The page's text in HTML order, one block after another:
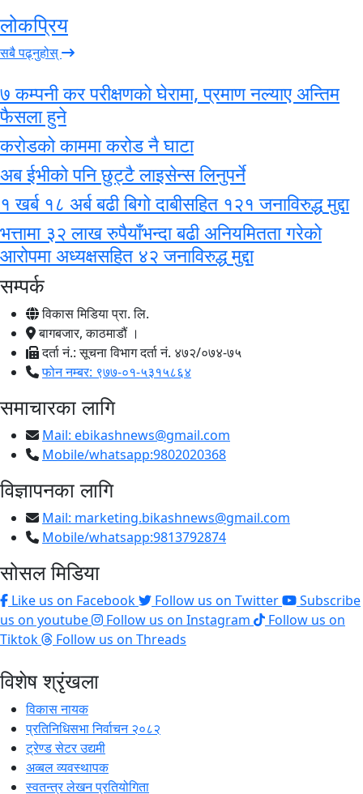
लोकप्रिय
सबै पढ्नुहोस्
७ कम्पनी कर परीक्षणको घेरामा, प्रमाण नल्याए अन्तिम
फैसला हुने
करोडको काममा करोड नै घाटा
अब ईभीको पनि छुट्टै लाइसेन्स लिनुपर्ने
१ खर्ब १८ अर्ब बढी बिगो दाबीसहित १२१ जनाविरुद्ध मुद्दा
भत्तामा ३२ लाख रुपैयाँभन्दा बढी अनियमितता गरेको
आरोपमा अध्यक्षसहित ४२ जनाविरुद्ध मुद्दा
सम्पर्क
विकास मिडिया प्रा. लि.
बागबजार, काठमाडौं ।
दर्ता नं.: सूचना विभाग दर्ता नं. ४७२/०७४-७५
फोन नम्बर: ९७७-०१-५३१५८६४
समाचारका लागि
Mail: ebikashnews@gmail.com
Mobile/whatsapp:9802020368
विज्ञापनका लागि
Mail: marketing.bikashnews@gmail.com
Mobile/whatsapp:9813792874
सोसल मिडिया
Like us on Facebook Follow us on Twitter
Subscribe
us on youtube
Follow us on Instagram
Follow us on
Tiktok
Follow us on Threads
विशेष श्रृंखला
विकास नायक
प्रतिनिधिसभा निर्वाचन २०८२
ट्रेण्ड सेटर उद्यमी
अव्बल व्यवस्थापक
स्वतन्त्र लेखन प्रतियोगिता